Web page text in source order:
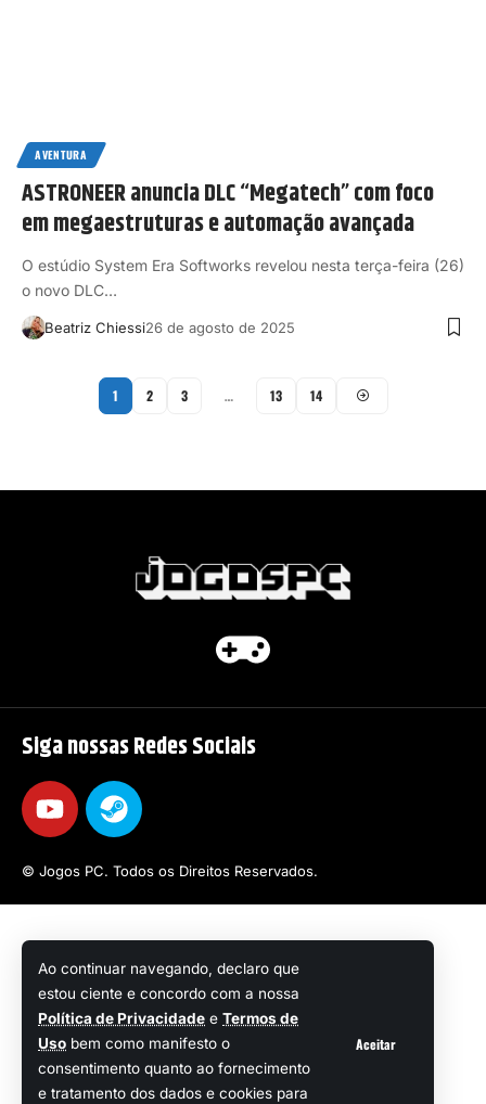
Ao continuar navegando, declaro que
estou ciente e concordo com a nossa
Política de Privacidade e Termos de
Uso bem como manifesto o
consentimento quanto ao fornecimento
e tratamento dos dados e cookies para
Aceitar
AVENTURA
ASTRONEER anuncia DLC “Megatech” com foco
em megaestruturas e automação avançada
O estúdio System Era Softworks revelou nesta terça-feira (26)
o novo DLC…
Beatriz Chiessi26 de agosto de 2025
1 2 3 … 13 14
Siga nossas Redes Sociais
© Jogos PC. Todos os Direitos Reservados.